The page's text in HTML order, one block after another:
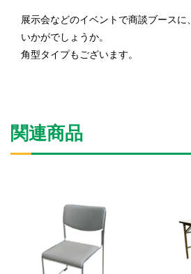
展示会などのイベントで商談ブースに
いかがでしょうか。
角型タイプもございます。
関連商品